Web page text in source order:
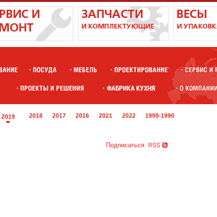
2019 2018 2017 2016 2021 2022 1999-1990
Подписаться